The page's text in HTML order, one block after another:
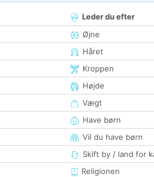
Leder du efter
Øjne
Håret
Kroppen
Højde
Vægt
Have børn
Vil du have børn
Skift by / land for
Religionen